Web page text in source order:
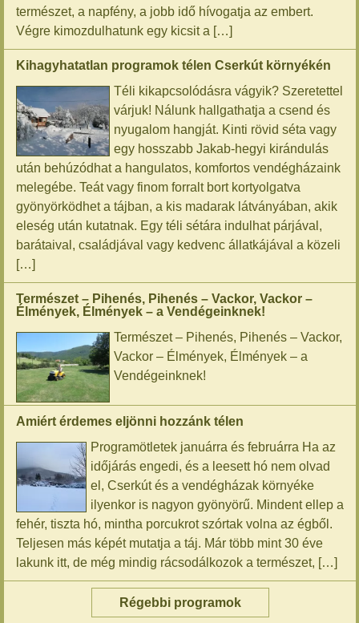
természet, a napfény, a jobb idő hívogatja az embert.
Végre kimozdulhatunk egy kicsit a […]
Kihagyhatatlan programok télen Cserkút környékén
Téli kikapcsolódásra vágyik? Szeretettel
várjuk! Nálunk hallgathatja a csend és
nyugalom hangját. Kinti rövid séta vagy
egy hosszabb Jakab-hegyi kirándulás
után behúzódhat a hangulatos, komfortos vendégházaink
melegébe. Teát vagy finom forralt bort kortyolgatva
gyönyörködhet a tájban, a kis madarak látványában, akik
eleség után kutatnak. Egy téli sétára indulhat párjával,
barátaival, családjával vagy kedvenc állatkájával a közeli
[…]
Természet – Pihenés, Pihenés – Vackor, Vackor –
Élmények, Élmények – a Vendégeinknek!
Természet – Pihenés, Pihenés – Vackor,
Vackor – Élmények, Élmények – a
Vendégeinknek!
Amiért érdemes eljönni hozzánk télen
Programötletek januárra és februárra Ha az
időjárás engedi, és a leesett hó nem olvad
el, Cserkút és a vendégházak környéke
ilyenkor is nagyon gyönyörű. Mindent ellep a
fehér, tiszta hó, mintha porcukrot szórtak volna az égből.
Teljesen más képét mutatja a táj. Már több mint 30 éve
lakunk itt, de még mindig rácsodálkozok a természet, […]
Régebbi programok